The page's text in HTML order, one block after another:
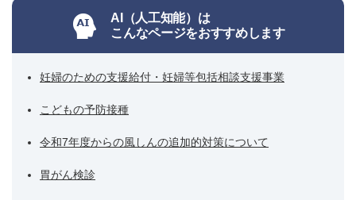
AI（人工知能）は
こんなページをおすすめします
妊婦のための支援給付・妊婦等包括相談支援事業
こどもの予防接種
令和7年度からの風しんの追加的対策について
胃がん検診